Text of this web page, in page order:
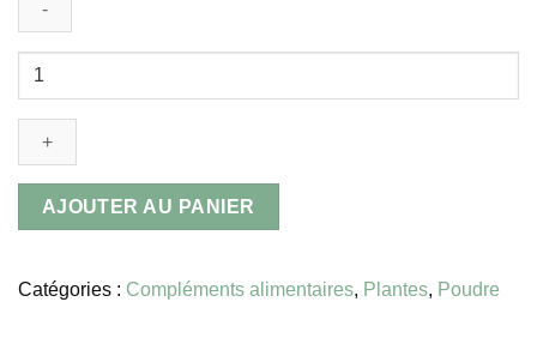
AJOUTER AU PANIER
Catégories : Compléments alimentaires, Plantes, Poudre